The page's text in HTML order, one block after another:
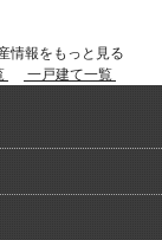
情報をもっと見る
一戸建て一覧